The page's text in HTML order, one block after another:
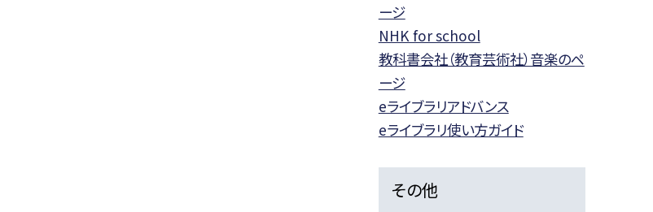
ージ
NHK for school
教科書会社（教育芸術社）音楽のペ
ージ
eライブラリアドバンス
eライブラリ使い方ガイド
その他